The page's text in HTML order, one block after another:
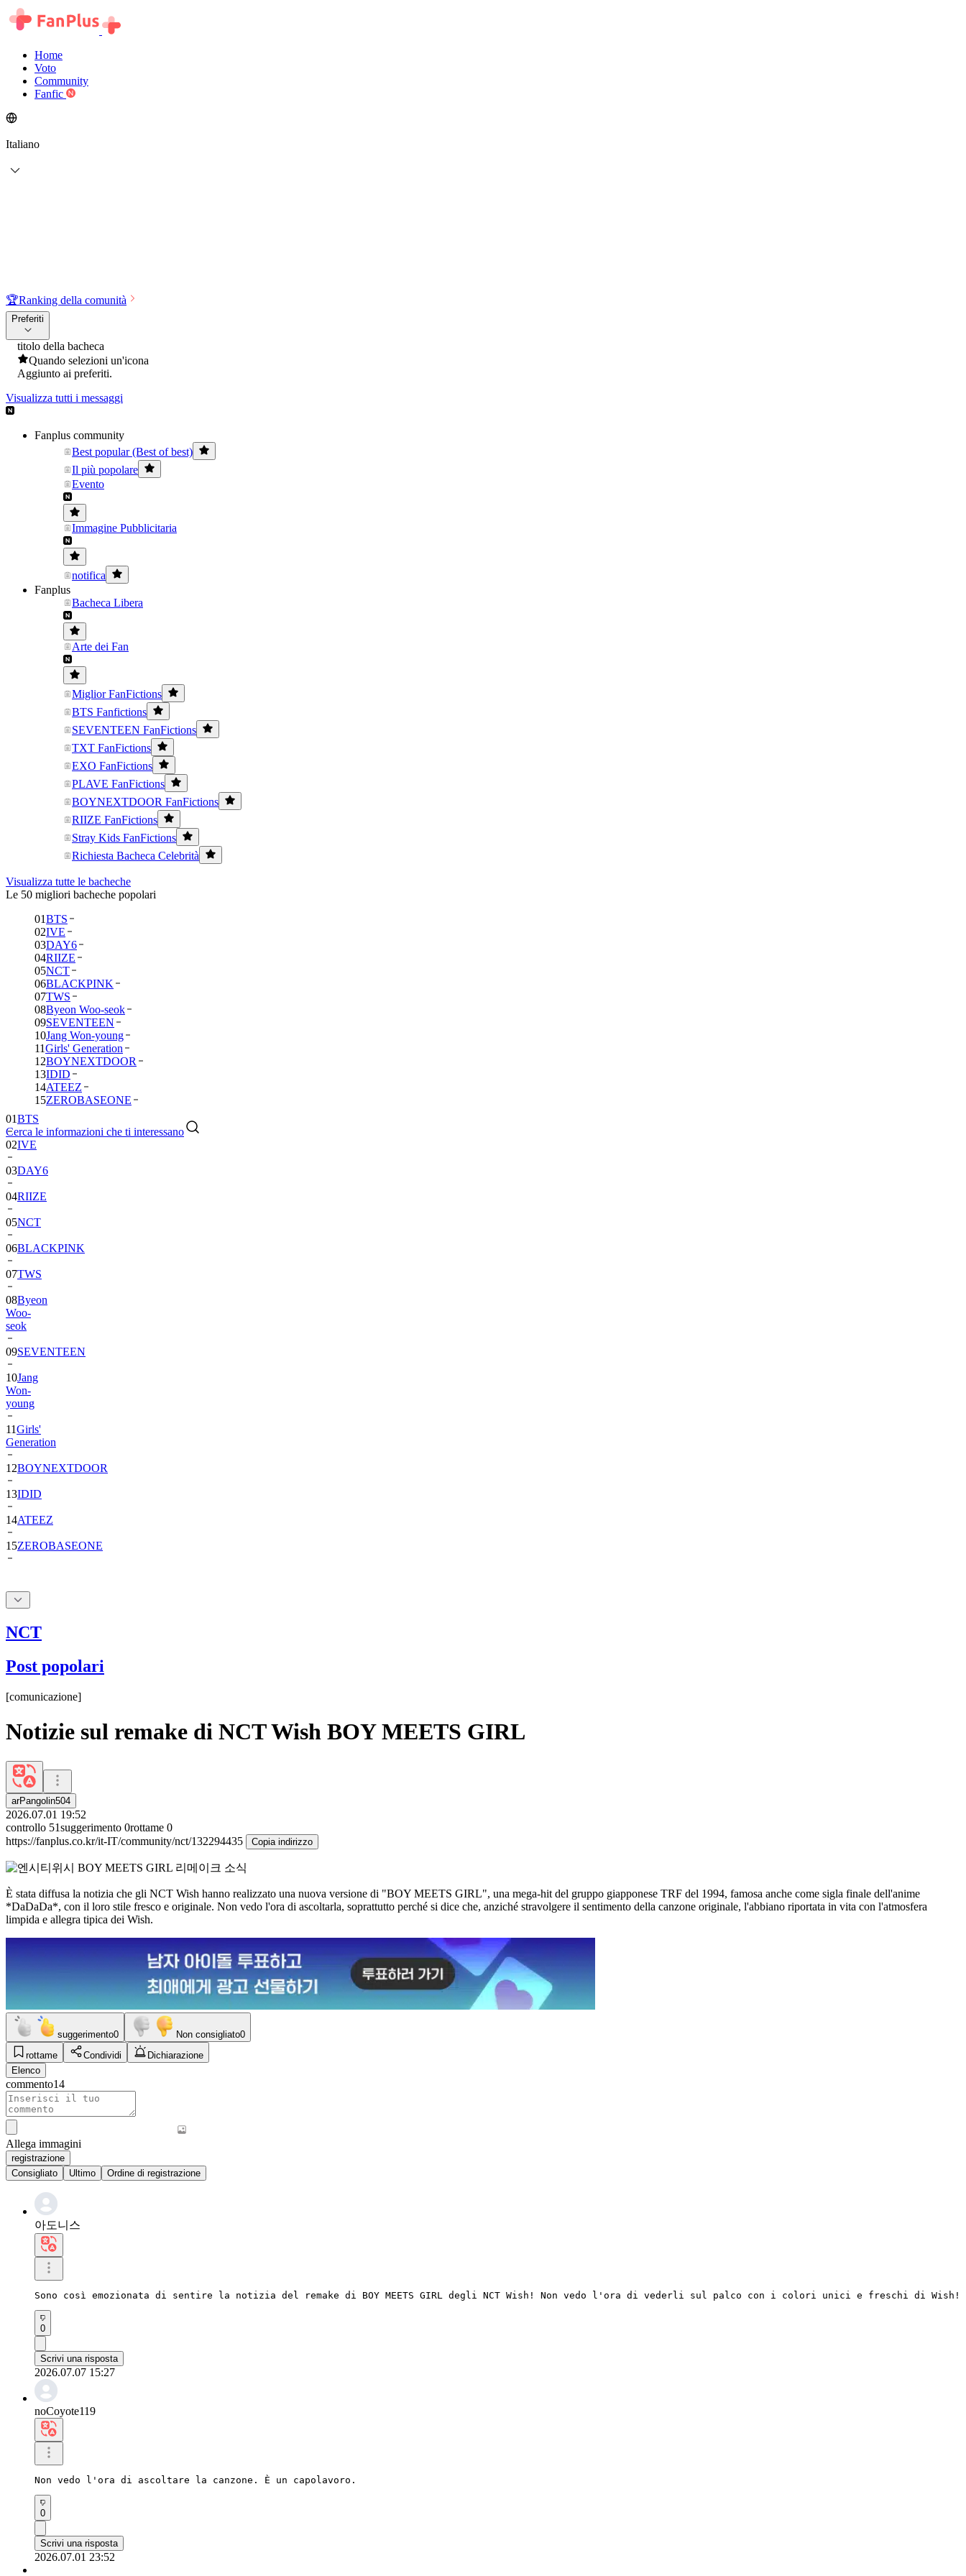
Home
Voto
Community
Fanfic
Italiano
🏆Ranking della comunità
Preferiti
titolo della bacheca
Quando selezioni un'icona
Aggiunto ai preferiti.
Visualizza tutti i messaggi
Fanplus community
Best popular (Best of best)
Il più popolare
Evento
Immagine Pubblicitaria
notifica
Fanplus
Bacheca Libera
Arte dei Fan
Miglior FanFictions
BTS Fanfictions
SEVENTEEN FanFictions
TXT FanFictions
EXO FanFictions
PLAVE FanFictions
BOYNEXTDOOR FanFictions
RIIZE FanFictions
Stray Kids FanFictions
Richiesta Bacheca Celebrità
Visualizza tutte le bacheche
Le 50 migliori bacheche popolari
01BTS
02IVE
03DAY6
04RIIZE
05NCT
06BLACKPINK
07TWS
08Byeon Woo-seok
09SEVENTEEN
10Jang Won-young
11Girls' Generation
12BOYNEXTDOOR
13IDID
14ATEEZ
15ZEROBASEONE
Cerca le informazioni che ti interessano
BTS
02IVE
03DAY6
04RIIZE
05NCT
06BLACKPINK
07TWS
08Byeon
Woo-
seok
09SEVENTEEN
10Jang
Won-
young
11Girls'
Generation
12BOYNEXTDOOR
13IDID
14ATEEZ
15ZEROBASEONE
NCT
Post popolari
[comunicazione]
Notizie sul remake di NCT Wish BOY MEETS GIRL
arPangolin504
2026.07.01 19:52
controllo 51suggerimento 0rottame 0
https://fanplus.co.kr/it-IT/community/nct/132294435
Copia indirizzo
È stata diffusa la notizia che gli NCT Wish hanno realizzato una nuova versione di "BOY MEETS GIRL", una mega-hit del gruppo giapponese TRF del 1994, famosa anche come sigla finale dell'anime
*DaDaDa*, con il loro stile fresco e originale. Non vedo l'ora di ascoltarla, soprattutto perché si dice che, anziché stravolgere il sentimento della canzone originale, l'abbiano riportata in vita con l'atmosfera
limpida e allegra tipica dei Wish.
suggerimento0 Non consigliato0
rottame
Condividi
Dichiarazione
Elenco
commento14
Allega immagini
registrazione
Consigliato
Ultimo Ordine di registrazione
아도니스
Sono così emozionata di sentire la notizia del remake di BOY MEETS GIRL degli NCT Wish! Non vedo l'ora di vederli sul palco con i colori unici e freschi di Wish!
0
Scrivi una risposta
2026.07.07 15:27
noCoyote119
Non vedo l'ora di ascoltare la canzone. È un capolavoro.
0
Scrivi una risposta
2026.07.01 23:52